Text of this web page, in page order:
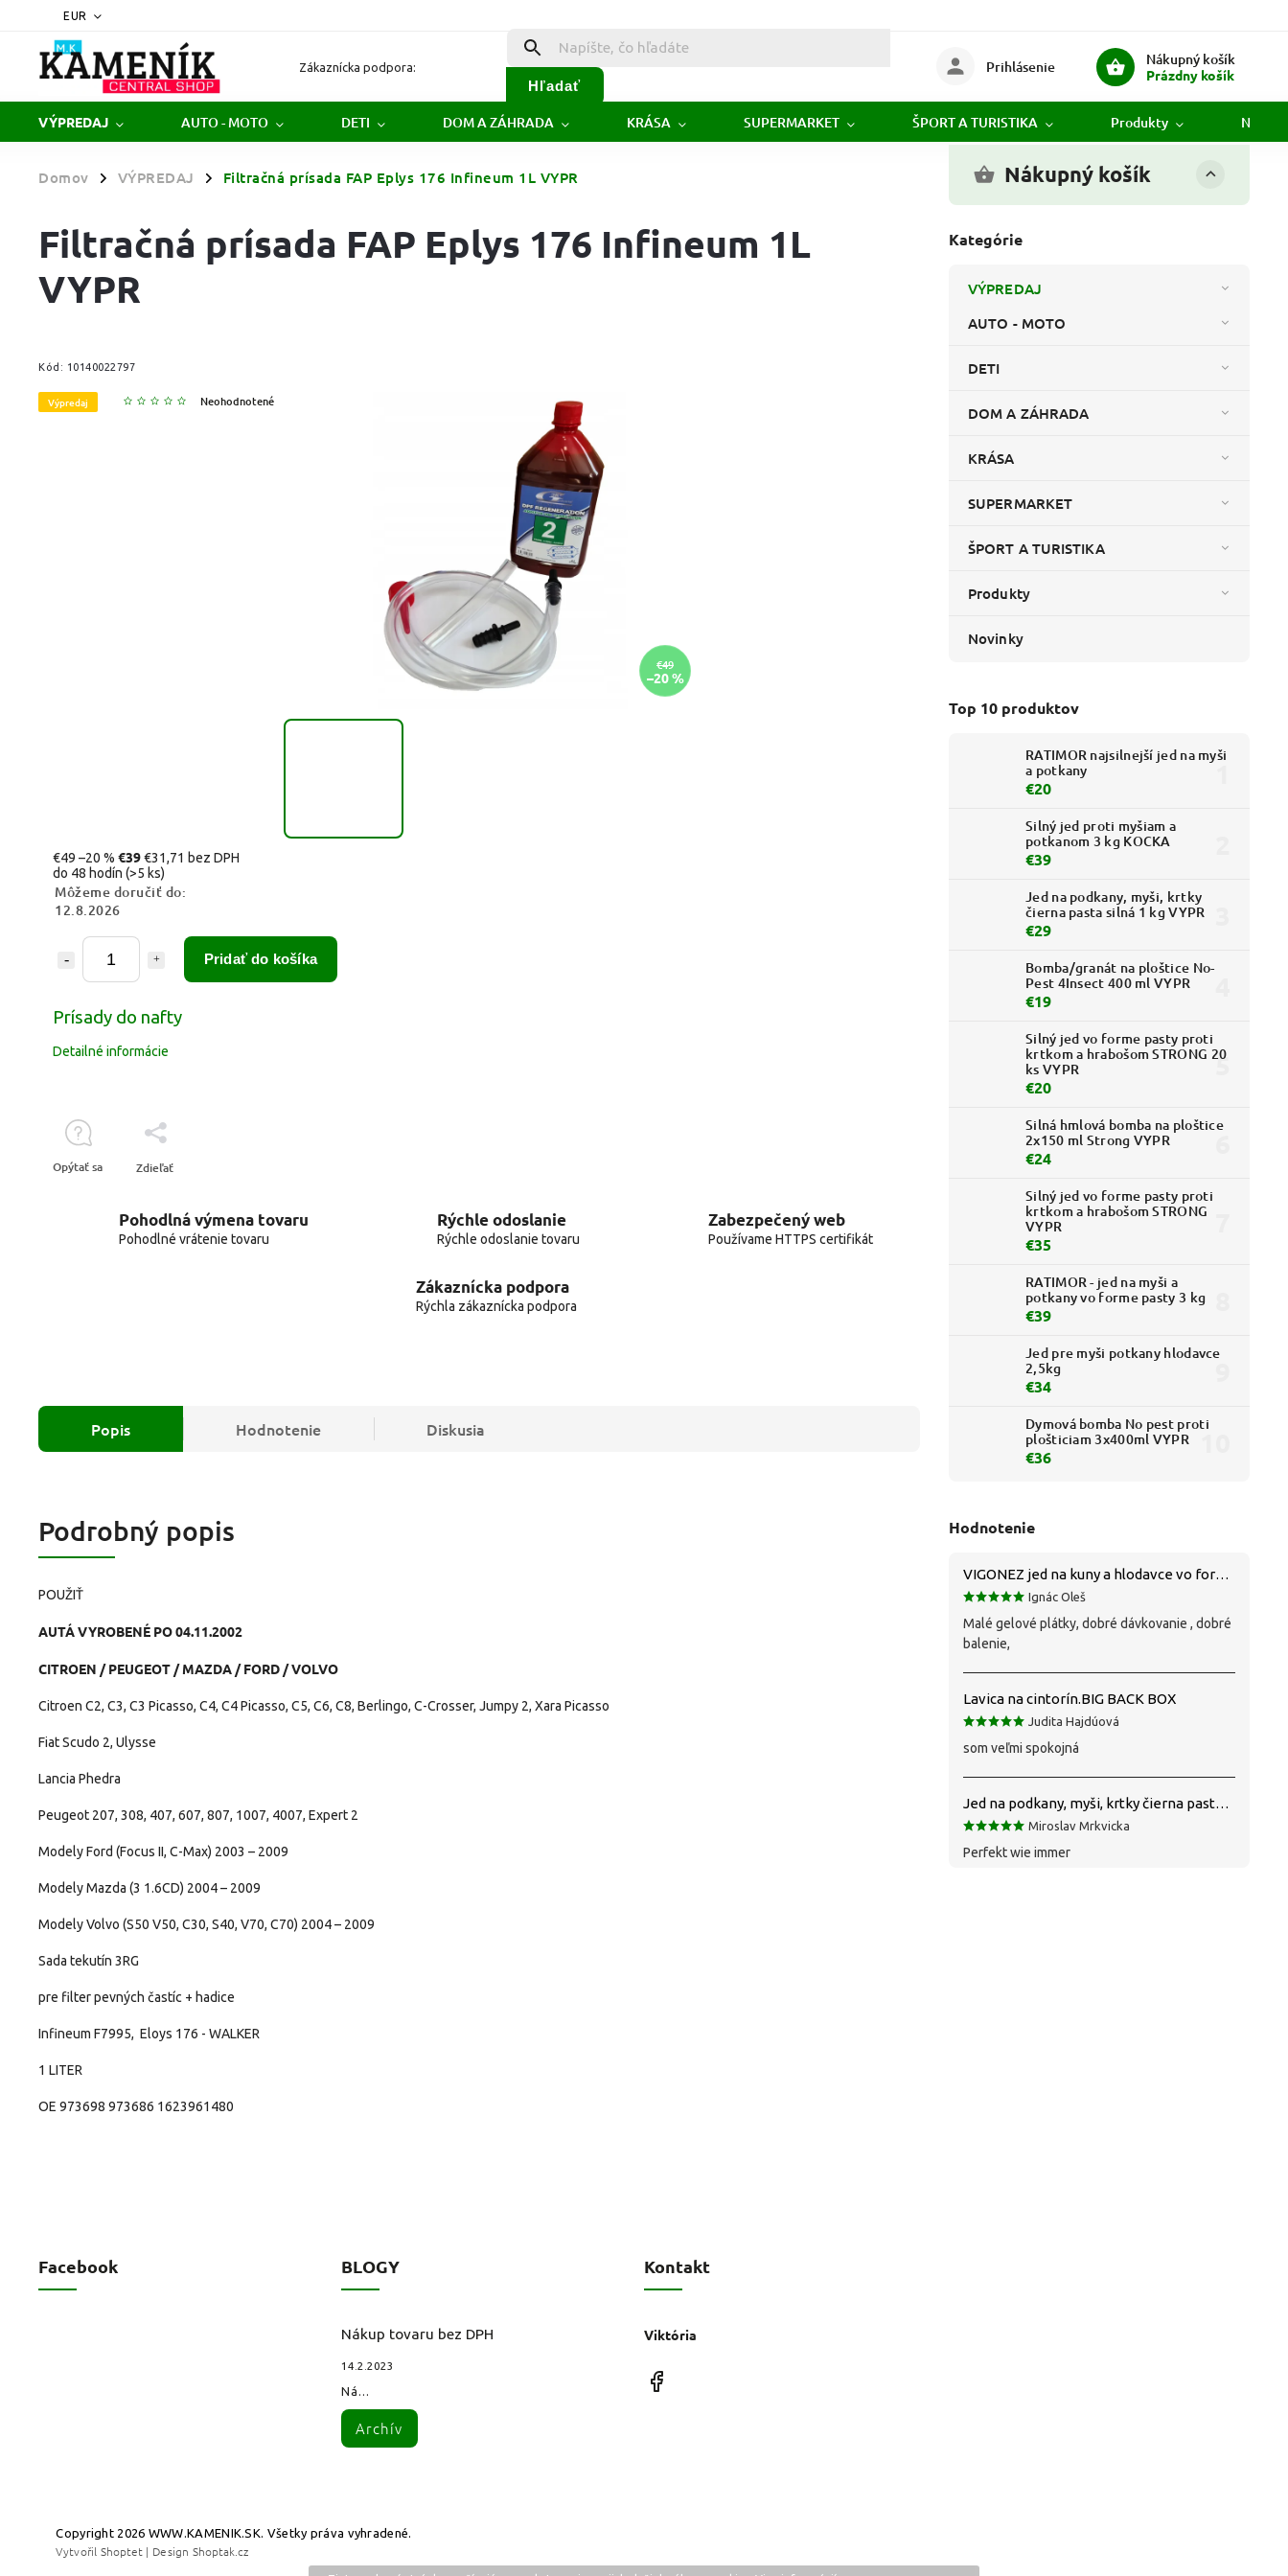
EUR
Zákaznícka podpora:
Hľadať
Nákupný košík
Prázdny košík
Prihlásenie
VÝPREDAJ AUTO - MOTO DETI DOM A ZÁHRADA KRÁSA SUPERMARKET ŠPORT A TURISTIKA Produkty
Domov / VÝPREDAJ / Filtračná prísada FAP Eplys 176 Infineum 1L VYPR Nákupný košík
Kategórie
VÝPREDAJ
AUTO - MOTO
DETI
DOM A ZÁHRADA
KRÁSA
SUPERMARKET
ŠPORT A TURISTIKA
Produkty
Novinky
Top 10 produktov
RATIMOR najsilnejší jed na myši
a potkany
€20
Silný jed proti myšiam a
potkanom 3 kg KOCKA
€39
Jed na podkany, myši, krtky
čierna pasta silná 1 kg VYPR
€29
Bomba/granát na ploštice No-
Pest 4Insect 400 ml VYPR
€19
Silný jed vo forme pasty proti
krtkom a hrabošom STRONG 20
ks VYPR
€20
Silná hmlová bomba na ploštice
2x150 ml Strong VYPR
€24
Silný jed vo forme pasty proti
krtkom a hrabošom STRONG
VYPR
€35
RATIMOR - jed na myši a
potkany vo forme pasty 3 kg
€39
Jed pre myši potkany hlodavce
2,5kg
€34
Dymová bomba No pest proti
plošticiam 3x400ml VYPR
€36
Hodnotenie
VIGONEZ jed na kuny a hlodavce vo forme pasty 1,5 kg
Ignác Oleš
Malé gelové plátky, dobré dávkovanie , dobré
balenie,
Lavica na cintorín.BIG BACK BOX
Judita Hajdúová
som veľmi spokojná
Jed na podkany, myši, krtky čierna pasta silná 1 kg VYPR
Miroslav Mrkvicka
Perfekt wie immer
Filtračná prísada FAP Eplys 176 Infineum 1L
VYPR
Kód: 10140022797
Výpredaj Neohodnotené
€49
–20 %
€49 –20 % €39€31,71 bez DPH
do 48 hodín (>5 ks)
Môžeme doručiť do:
12.8.2026
Pridať do košíka
Prísady do nafty
Detailné informácie
Opýtať sa Zdieľať
Pohodlná výmena tovaru
Pohodlné vrátenie tovaru
Rýchle odoslanie
Rýchle odoslanie tovaru
Zabezpečený web
Používame HTTPS certifikát
Zákaznícka podpora
Rýchla zákaznícka podpora
Popis Hodnotenie Diskusia
Podrobný popis
POUŽIŤ
AUTÁ VYROBENÉ PO 04.11.2002
CITROEN / PEUGEOT / MAZDA / FORD / VOLVO
Citroen C2, C3, C3 Picasso, C4, C4 Picasso, C5, C6, C8, Berlingo, C-Crosser, Jumpy 2, Xara Picasso
Fiat Scudo 2, Ulysse
Lancia Phedra
Peugeot 207, 308, 407, 607, 807, 1007, 4007, Expert 2
Modely Ford (Focus II, C-Max) 2003 – 2009
Modely Mazda (3 1.6CD) 2004 – 2009
Modely Volvo (S50 V50, C30, S40, V70, C70) 2004 – 2009
Sada tekutín 3RG
pre filter pevných častíc + hadice
Infineum F7995, Eloys 176 - WALKER
1 LITER
OE 973698 973686 1623961480
Facebook BLOGY
Nákup tovaru bez DPH
14.2.2023
Ná...
Archív
Kontakt
Viktória
Copyright 2026 WWW.KAMENIK.SK . Všetky práva vyhradené.
VytvořilShoptet | DesignShoptak.cz